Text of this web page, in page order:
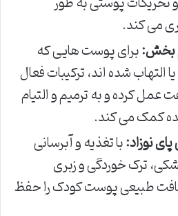
می کند.
بخش:برای پوست هایی که
شده اند، ترکیبات فعال
کرده و به ترمیم و التیام
کمک می کند.
نوزاد:با تغذیه و آبرسانی
ترک خوردگی و زبری
طبیعی پوست کودک را حفظ